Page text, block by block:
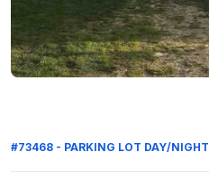
#73468 - PARKING LOT DAY/NIGHT